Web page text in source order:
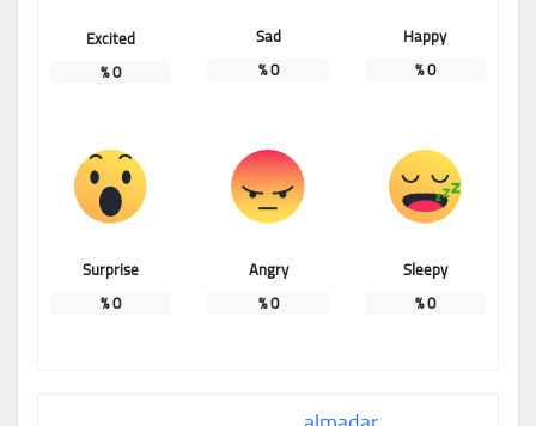
Happy
0
%
Sad
0
%
Excited
0
%
Sleepy
0
%
Angry
0
%
Surprise
0
%